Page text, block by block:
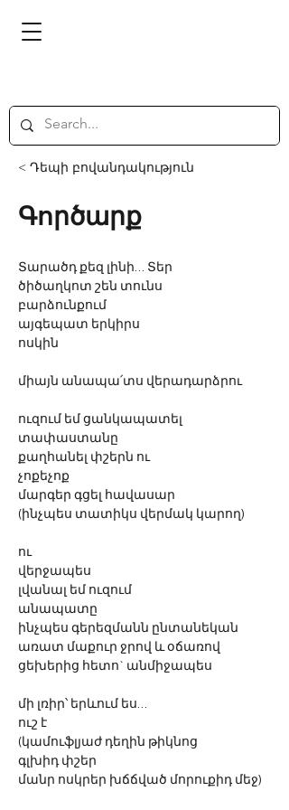
< Դեպի բովանդակություն
Գործարք
Տարածդ քեզ լինի… Տեր
ծիծաղկոտ շեն տունս
բարձունքում
այգեպատ երկիրս
ոսկին
միայն անապա՛տս վերադարձրու
ուզում եմ ցանկապատել
տափաստանը
քաղհանել փշերն ու
չոքեչոք
մարգեր գցել հավասար
(ինչպես տատիկս վերմակ կարող)
ու
վերջապես
լվանալ եմ ուզում
անապատը
ինչպես գերեզմանն ընտանեկան
առատ մաքուր ջրով և օճառով
ցեխերից հետո` անմիջապես
մի լռիր՝ երևում ես…
ուշ է
(կամուֆլյաժ դեղին թիկնոց
գլխիդ փշեր
մանր ոսկրեր խճճված մորուքիդ մեջ)